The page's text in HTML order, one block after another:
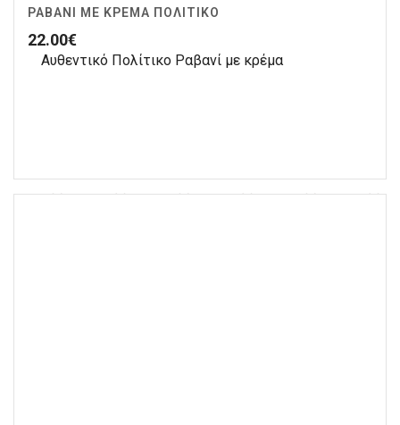
ΡΑΒΑΝΊ ΜΕ ΚΡΈΜΑ ΠΟΛΊΤΙΚΟ
22.00€
Αυθεντικό Πολίτικο Ραβανί με κρέμα